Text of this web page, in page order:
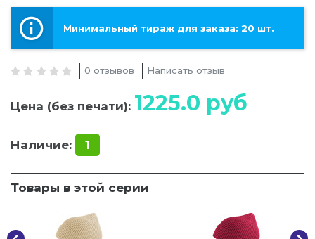
Минимальный тираж для заказа: 20 шт.
0 отзывов Написать отзыв
Цена (без печати): 1225.0 руб
Наличие: 1
Товары в этой серии